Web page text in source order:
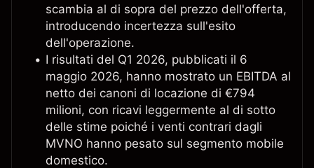
scambia al di sopra del prezzo dell'offerta,
introducendo incertezza sull'esito
dell'operazione.
I risultati del Q1 2026, pubblicati il 6
maggio 2026, hanno mostrato un EBITDA al
netto dei canoni di locazione di €794
milioni, con ricavi leggermente al di sotto
delle stime poiché i venti contrari dagli
MVNO hanno pesato sul segmento mobile
domestico.